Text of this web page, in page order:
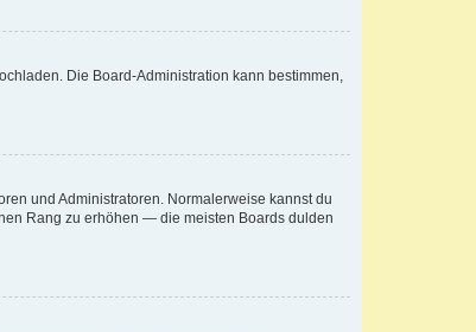
Die Board-Administration kann bestimmen,
und Administratoren. Normalerweise kannst du
Rang zu erhöhen — die meisten Boards dulden